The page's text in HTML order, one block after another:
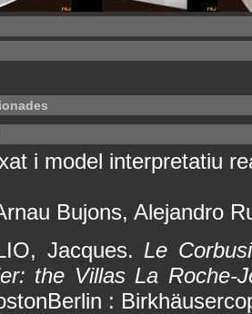
i model interpretatiu
Bujons, Alejandro
Jacques. Le
the Villas La Roche-
: